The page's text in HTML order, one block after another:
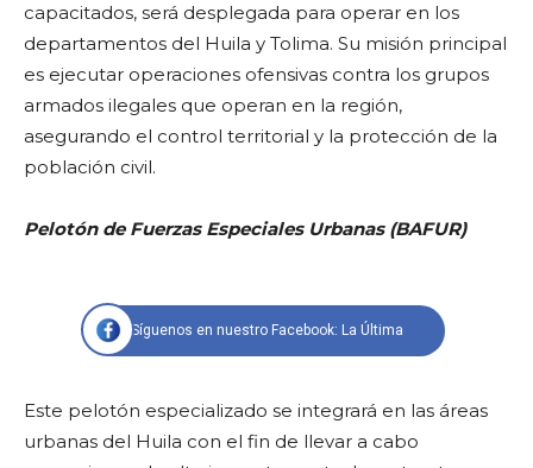
capacitados, será desplegada para operar en los
departamentos del Huila y Tolima. Su misión principal
es ejecutar operaciones ofensivas contra los grupos
armados ilegales que operan en la región,
asegurando el control territorial y la protección de la
población civil.
Pelotón de Fuerzas Especiales Urbanas (BAFUR)
Síguenos en nuestro Facebook: La Última
Este pelotón especializado se integrará en las áreas
urbanas del Huila con el fin de llevar a cabo